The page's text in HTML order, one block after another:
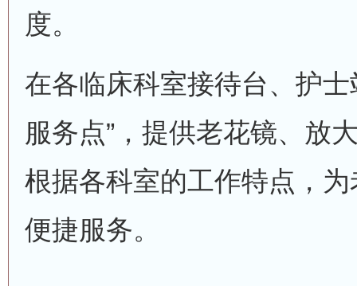
度。
在各临床科室接待台、护
服务点”，提供老花镜、放
根据各科室的工作特点，
便捷服务。